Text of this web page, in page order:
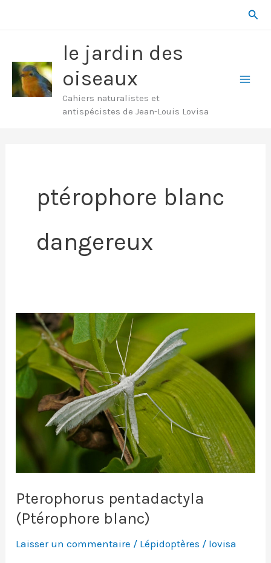
au
le jardin des
oiseaux
Cahiers naturalistes et
antispécistes de Jean-Louis Lovisa
ptérophore blanc
dangereux
Pterophorus pentadactyla
(Ptérophore blanc)
Laisser un commentaire / Lépidoptères / lovisa